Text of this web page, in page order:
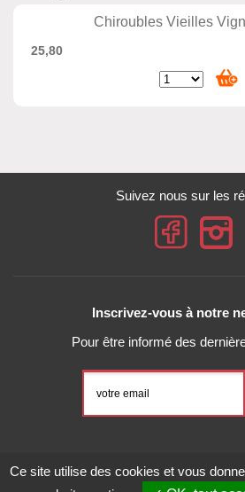
Chiroubles Vieilles
25,80
Suivez nous sur les
Inscrivez-vous à notre
Pour être informé des
Gestion des données personnelles
Ce site utilise des cookies et vous